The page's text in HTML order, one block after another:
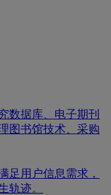
数据库、电子期刊
图书馆技术、采购
足用户信息需求，
轨迹。